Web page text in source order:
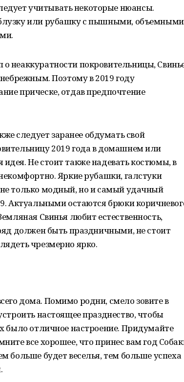
учитывать некоторые нюансы.
или рубашку с пышными, объемными
неаккуратности покровительницы,
Поэтому в 2019 году
прическе, отдав предпочтение
следует заранее обдумать свой
2019 года в домашнем или
Не стоит также надевать костюмы, в
Яркие рубашки, галстуки
только модный, но и самый удачный
Актуальными остаются брюки
Свинья любит естественность,
должен быть праздничными, не стоит
чрезмерно ярко.
дома. Помимо родни, смело зовите в
настоящее празднество, чтобы
было отличное настроение. Придумайте
все хорошее, что принес вам год
больше будет веселья, тем больше успеха